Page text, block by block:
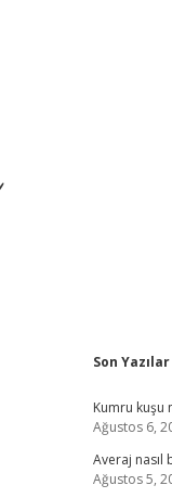
Son Yazılar
Kumru kuşu
Ağustos 6,
Averaj nasıl
Ağustos 5,